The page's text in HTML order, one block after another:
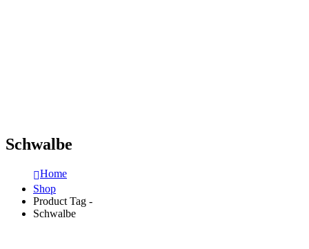
Schwalbe
Home
Shop
Product Tag -
Schwalbe